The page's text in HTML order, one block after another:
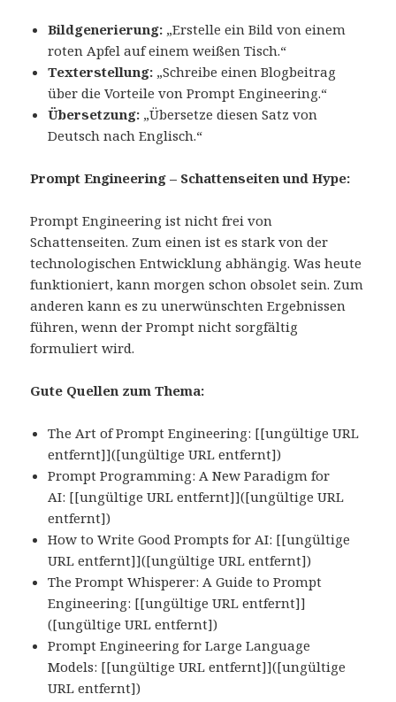
Bildgenerierung: „Erstelle ein Bild von einem
roten Apfel auf einem weißen Tisch.“
Texterstellung: „Schreibe einen Blogbeitrag
über die Vorteile von Prompt Engineering.“
Übersetzung: „Übersetze diesen Satz von
Deutsch nach Englisch.“
Prompt Engineering – Schattenseiten und Hype:
Prompt Engineering ist nicht frei von
Schattenseiten. Zum einen ist es stark von der
technologischen Entwicklung abhängig. Was heute
funktioniert, kann morgen schon obsolet sein. Zum
anderen kann es zu unerwünschten Ergebnissen
führen, wenn der Prompt nicht sorgfältig
formuliert wird.
Gute Quellen zum Thema:
The Art of Prompt Engineering: [[ungültige URL
entfernt]]([ungültige URL entfernt])
Prompt Programming: A New Paradigm for
AI: [[ungültige URL entfernt]]([ungültige URL
entfernt])
How to Write Good Prompts for AI: [[ungültige
URL entfernt]]([ungültige URL entfernt])
The Prompt Whisperer: A Guide to Prompt
Engineering: [[ungültige URL entfernt]]
([ungültige URL entfernt])
Prompt Engineering for Large Language
Models: [[ungültige URL entfernt]]([ungültige
URL entfernt])